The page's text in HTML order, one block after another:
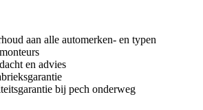
aan alle automerken- en typen
en advies
bij pech onderweg